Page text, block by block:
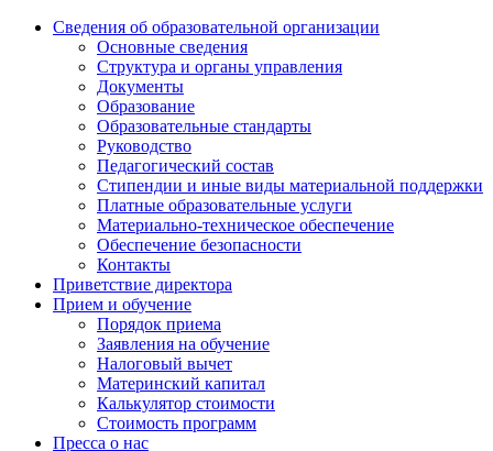
Сведения об образовательной организации
Основные сведения
Структура и органы управления
Документы
Образование
Образовательные стандарты
Руководство
Педагогический состав
Стипендии и иные виды материальной поддержки
Платные образовательные услуги
Материально-техническое обеспечение
Обеспечение безопасности
Контакты
Приветствие директора
Прием и обучение
Порядок приема
Заявления на обучение
Налоговый вычет
Материнский капитал
Калькулятор стоимости
Стоимость программ
Пресса о нас